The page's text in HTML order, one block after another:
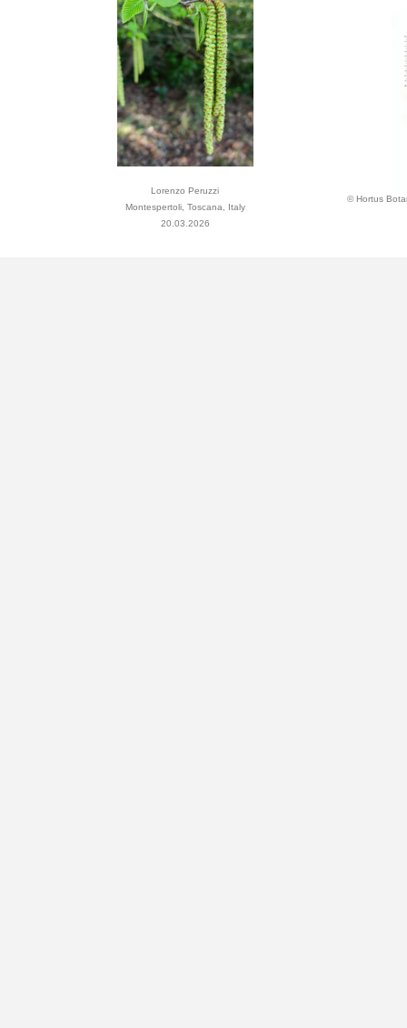
Lorenzo Peruzzi
Montespertoli, Toscana, Italy
20.03.2026
© Hortus